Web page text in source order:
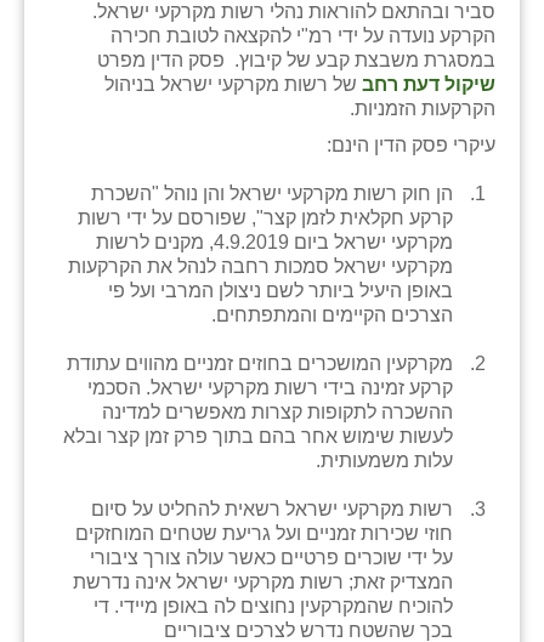
סביר ובהתאם להוראות נהלי רשות מקרקעי ישראל.
הקרקע נועדה על ידי רמ"י להקצאה לטובת חכירה
במסגרת משבצת קבע של קיבוץ. פסק הדין מפרט
שיקול דעת רחב של רשות מקרקעי ישראל בניהול
הקרקעות הזמניות.
עיקרי פסק הדין הינם:
הן חוק רשות מקרקעי ישראל והן נוהל "השכרת
קרקע חקלאית לזמן קצר", שפורסם על ידי רשות
מקרקעי ישראל ביום 4.9.2019, מקנים לרשות
מקרקעי ישראל סמכות רחבה לנהל את הקרקעות
באופן היעיל ביותר לשם ניצולן המרבי ועל פי
הצרכים הקיימים והמתפתחים.
מקרקעין המושכרים בחוזים זמניים מהווים עתודת
קרקע זמינה בידי רשות מקרקעי ישראל. הסכמי
ההשכרה לתקופות קצרות מאפשרים למדינה
לעשות שימוש אחר בהם בתוך פרק זמן קצר ובלא
עלות משמעותית.
רשות מקרקעי ישראל רשאית להחליט על סיום
חוזי שכירות זמניים ועל גריעת שטחים המוחזקים
על ידי שוכרים פרטיים כאשר עולה צורך ציבורי
המצדיק זאת; רשות מקרקעי ישראל אינה נדרשת
להוכיח שהמקרקעין נחוצים לה באופן מיידי. די
בכך שהשטח נדרש לצרכים ציבוריים
כפר ביאליק
כפר הרי״ף
כפר מרדכי
כפר סבא (אגרא)
כפר שמריהו
מגשימים
מנחמיה
נאות הכיכר
נווה אטי״ב